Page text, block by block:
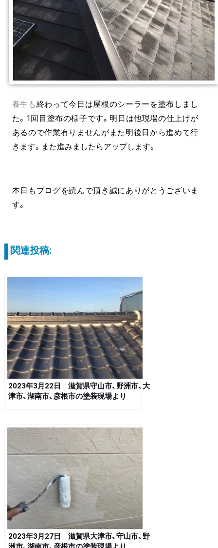
養生も終わって今日は屋根のシーラーを塗布しまし
た。1回目塗布の様子です。明日は他現場の仕上げが
あるので作業有りませんがまた明後日から進めて行
きます。また進みましたらアップします。
本日もブログを読んで頂き誠にありがとうございま
す。
関連投稿:
2023年3月22日 滋賀県守山市、野洲市、大
津市、湖南市、彦根市の塗装現場より
2023年3月27日 滋賀県大津市、守山市、野